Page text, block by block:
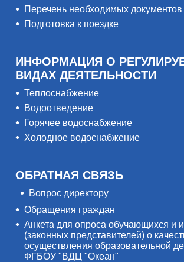
Перечень необходимых документов
Подготовка к поездке
ИНФОРМАЦИЯ О
ВИДАХ ДЕЯТЕЛЬНОСТИ
Теплоснабжение
Водоотведение
Горячее водоснабжение
Холодное водоснабжение
ОБРАТНАЯ СВЯЗЬ
Вопрос директору
Обращения граждан
Анкета для опроса обучающихся и
(законных представителей) о
осуществления образовательной
ФГБОУ "ВДЦ "Океан"